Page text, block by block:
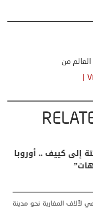
من
المناخية: اكثر
وحضاري (